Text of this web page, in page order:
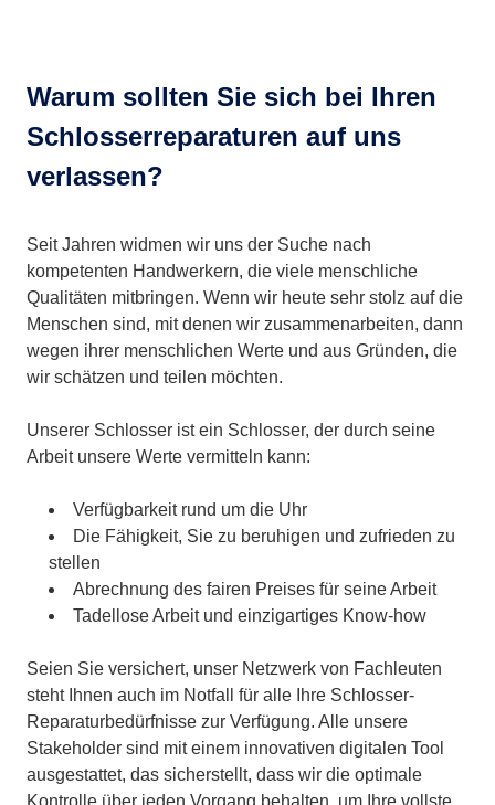
Warum sollten Sie sich bei Ihren
Schlosserreparaturen auf uns
verlassen?
Seit Jahren widmen wir uns der Suche nach
kompetenten Handwerkern, die viele menschliche
Qualitäten mitbringen. Wenn wir heute sehr stolz auf die
Menschen sind, mit denen wir zusammenarbeiten, dann
wegen ihrer menschlichen Werte und aus Gründen, die
wir schätzen und teilen möchten.
Unserer Schlosser ist ein Schlosser, der durch seine
Arbeit unsere Werte vermitteln kann:
Verfügbarkeit rund um die Uhr
Die Fähigkeit, Sie zu beruhigen und zufrieden zu
stellen
Abrechnung des fairen Preises für seine Arbeit
Tadellose Arbeit und einzigartiges Know-how
Seien Sie versichert, unser Netzwerk von Fachleuten
steht Ihnen auch im Notfall für alle Ihre Schlosser-
Reparaturbedürfnisse zur Verfügung. Alle unsere
Stakeholder sind mit einem innovativen digitalen Tool
ausgestattet, das sicherstellt, dass wir die optimale
Kontrolle über jeden Vorgang behalten, um Ihre vollste